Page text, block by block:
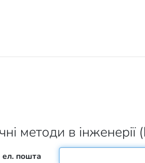
методи в інженерії
ел. пошта